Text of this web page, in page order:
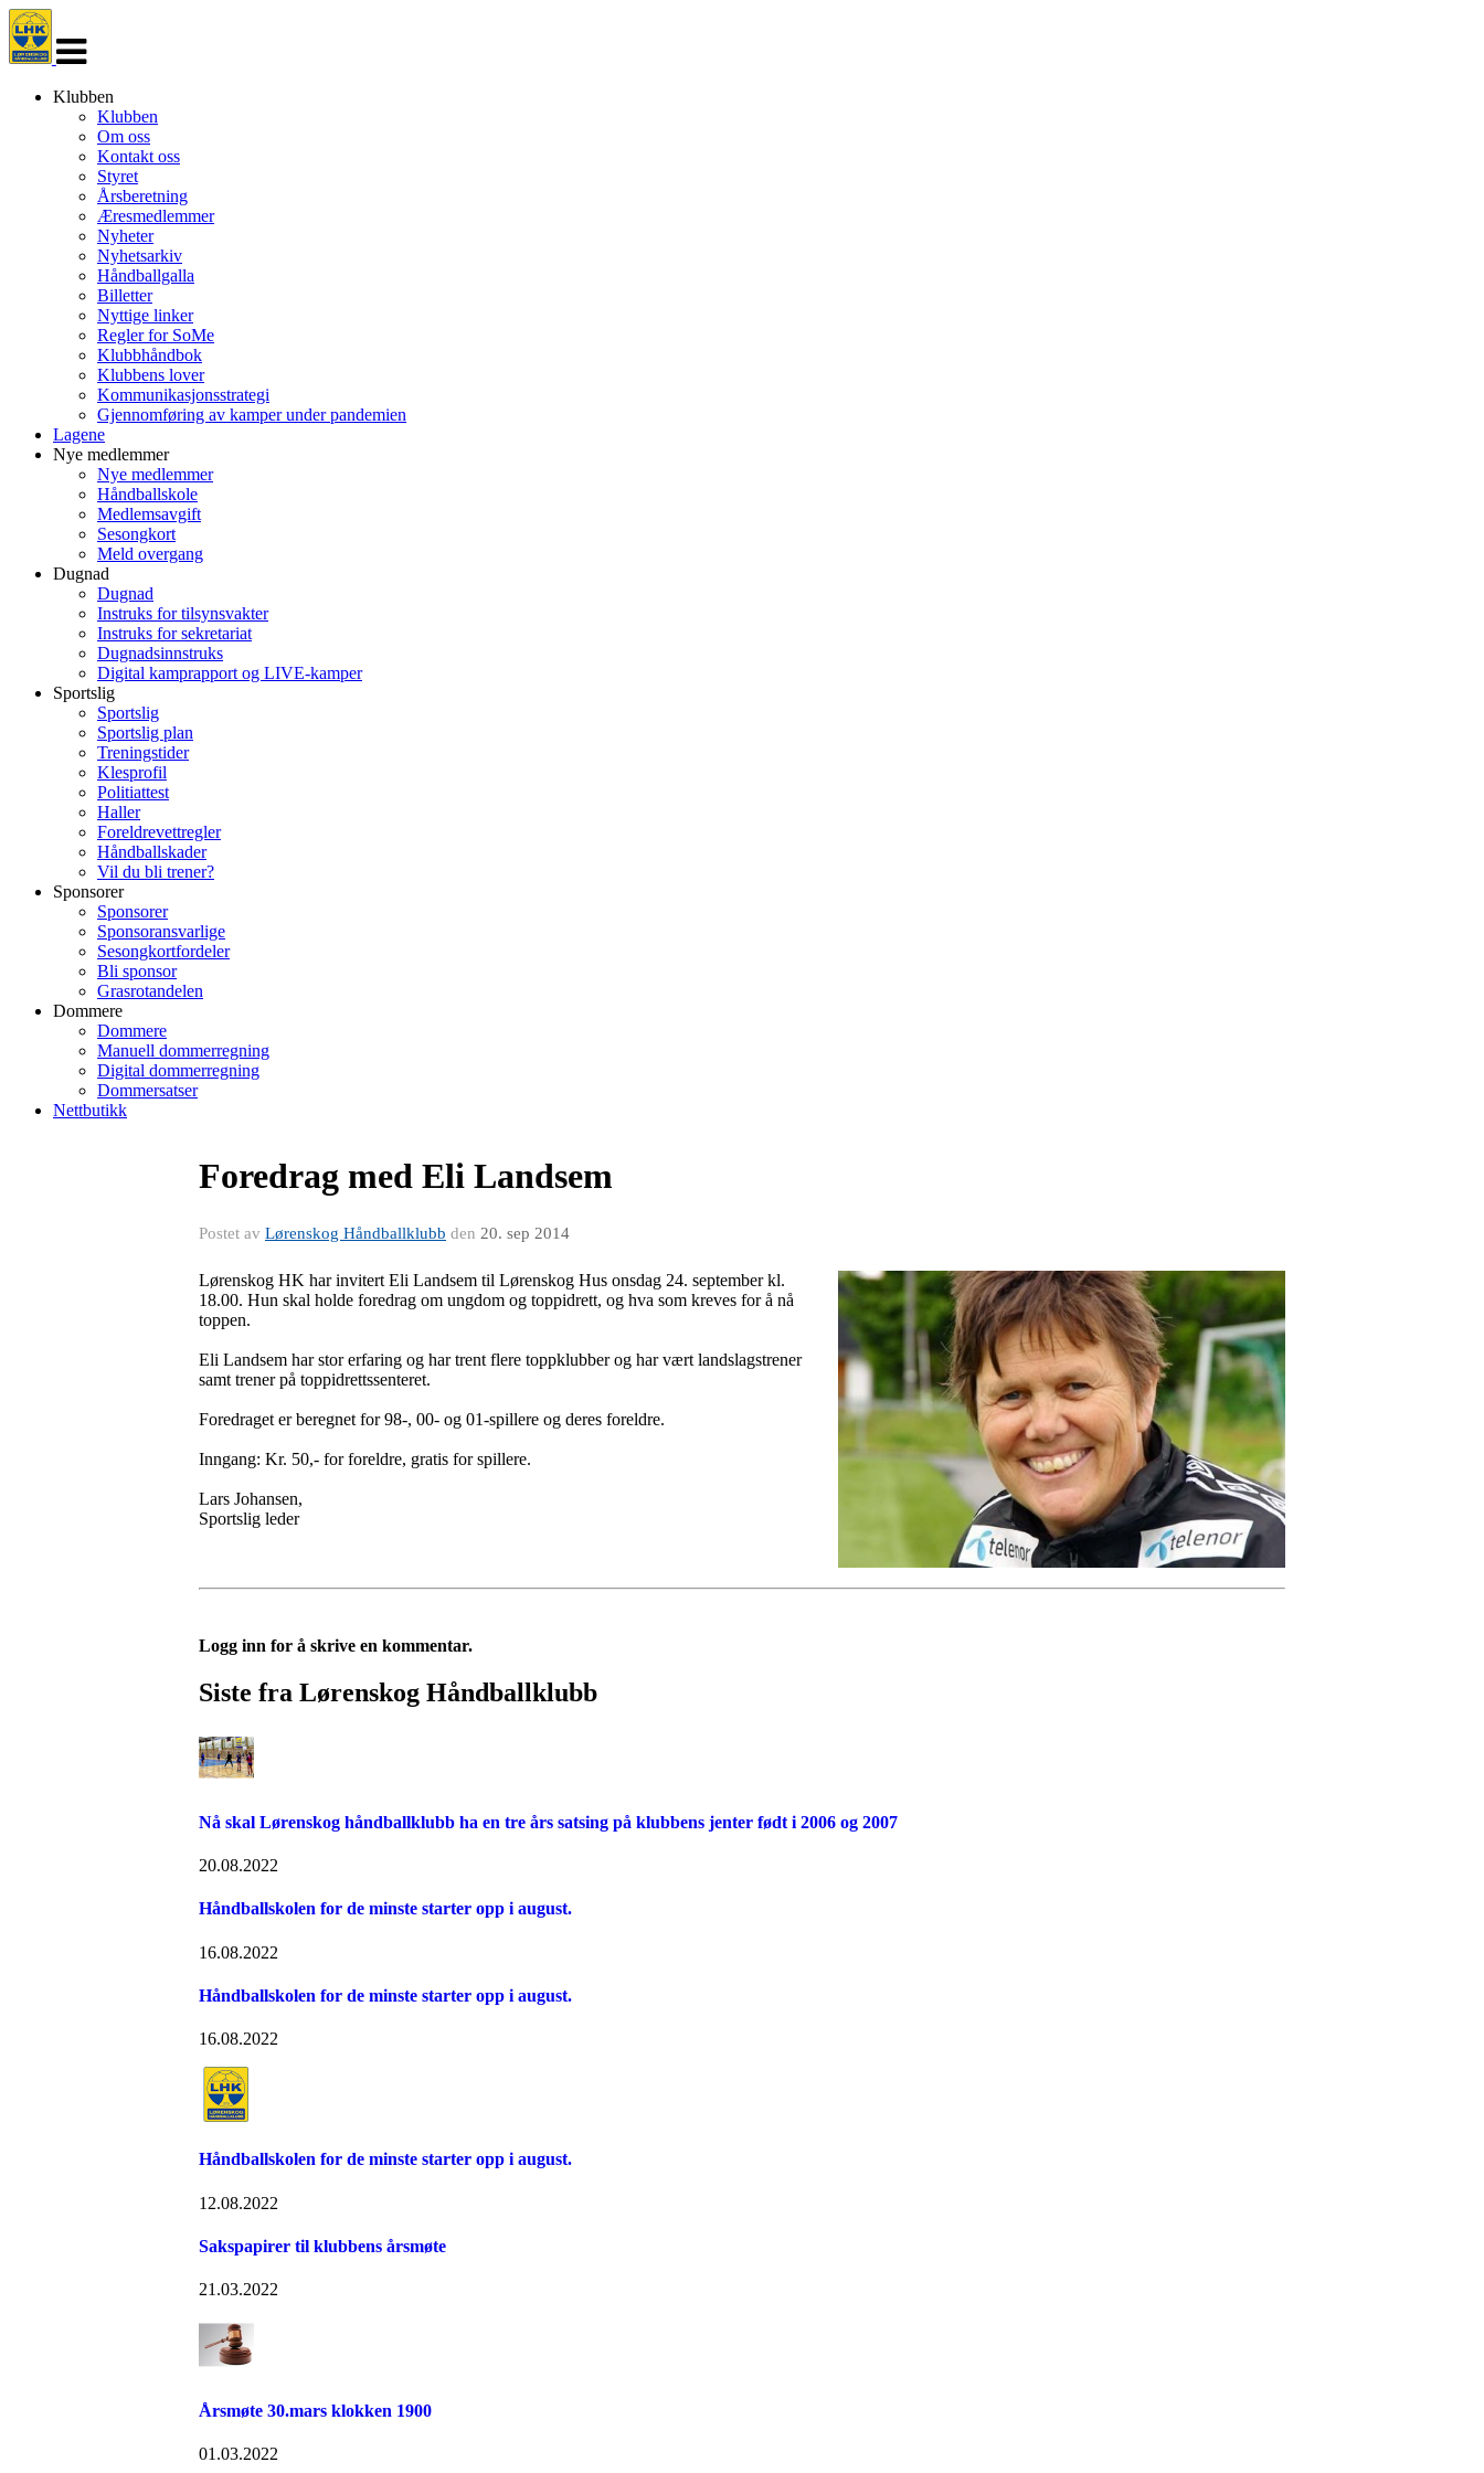
navigasjon
Klubben
Klubben
Om oss
Kontakt oss
Styret
Årsberetning
Æresmedlemmer
Nyheter
Nyhetsarkiv
Håndballgalla
Billetter
Nyttige linker
Regler for SoMe
Klubbhåndbok
Klubbens lover
Kommunikasjonsstrategi
Gjennomføring av kamper under pandemien
Lagene
Nye medlemmer
Nye medlemmer
Håndballskole
Medlemsavgift
Sesongkort
Meld overgang
Dugnad
Dugnad
Instruks for tilsynsvakter
Instruks for sekretariat
Dugnadsinnstruks
Digital kamprapport og LIVE-kamper
Sportslig
Sportslig
Sportslig plan
Treningstider
Klesprofil
Politiattest
Haller
Foreldrevettregler
Håndballskader
Vil du bli trener?
Sponsorer
Sponsorer
Sponsoransvarlige
Sesongkortfordeler
Bli sponsor
Grasrotandelen
Dommere
Dommere
Manuell dommerregning
Digital dommerregning
Dommersatser
Nettbutikk
Foredrag med Eli Landsem
Postet av Lørenskog Håndballklubb den 20. sep 2014
Lørenskog HK har invitert Eli Landsem til Lørenskog Hus onsdag 24. september kl.
18.00. Hun skal holde foredrag om ungdom og toppidrett, og hva som kreves for å nå
toppen.
Eli Landsem har stor erfaring og har trent flere toppklubber og har vært landslagstrener
samt trener på toppidrettssenteret.
Foredraget er beregnet for 98-, 00- og 01-spillere og deres foreldre.
Inngang: Kr. 50,- for foreldre, gratis for spillere.
Lars Johansen,
Sportslig leder
Logg inn for å skrive en kommentar.
Siste fra Lørenskog Håndballklubb
Nå skal Lørenskog håndballklubb ha en tre års satsing på klubbens jenter født i 2006 og 2007
20.08.2022
Håndballskolen for de minste starter opp i august.
16.08.2022
Håndballskolen for de minste starter opp i august.
16.08.2022
Håndballskolen for de minste starter opp i august.
12.08.2022
Sakspapirer til klubbens årsmøte
21.03.2022
Årsmøte 30.mars klokken 1900
01.03.2022